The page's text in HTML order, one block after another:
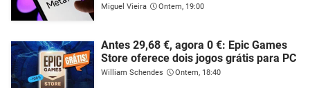
Miguel Vieira Ontem, 19:00
Antes 29,68 €, agora 0 €: Epic Games
Store oferece dois jogos grátis para PC
William Schendes Ontem, 18:40